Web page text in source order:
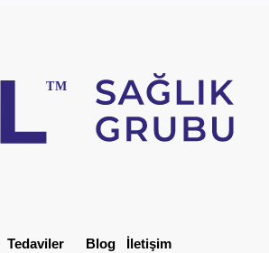
Tedaviler Blog İletişim